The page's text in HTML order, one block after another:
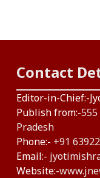
Contact
Editor-in-Chief:-
Publish from:-
Pradesh
Phone:- +91
Email:-
Website:-